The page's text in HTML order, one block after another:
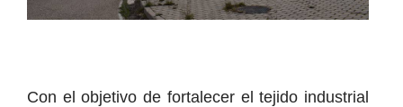
Con el objetivo de fortalecer el tejido industrial